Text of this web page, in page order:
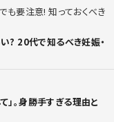
も要注意! 知っておくべき
? 20代で知るべき妊娠・
。身勝手すぎる理由と